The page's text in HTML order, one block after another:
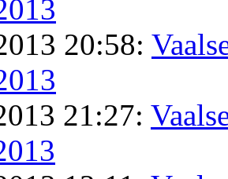
20:58:
21:27: